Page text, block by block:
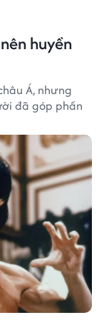
huyền
Á, nhưng
đã góp phần